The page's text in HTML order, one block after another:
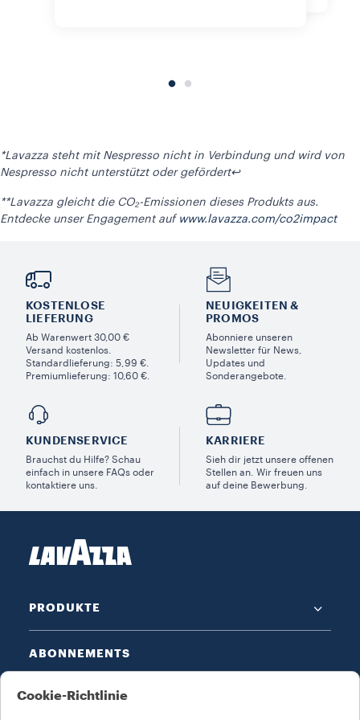
*Lavazza steht mit Nespresso nicht in Verbindung und wird von
Nespresso nicht unterstützt oder gefördert↩
**Lavazza gleicht die CO₂-Emissionen dieses Produkts aus.
Entdecke unser Engagement auf www.lavazza.com/co2impact
KOSTENLOSE
LIEFERUNG
Ab Warenwert 30,00 €
Versand kostenlos.
Standardlieferung: 5,99 €.
Premiumlieferung: 10,60 €.
NEUIGKEITEN &
PROMOS​
Abonniere unseren
Newsletter für News,
Updates und
Sonderangebote.
KUNDENSERVICE​
Brauchst du Hilfe? Schau
einfach in unsere FAQs oder
kontaktiere uns.
KARRIERE
Sieh dir jetzt unsere offenen
Stellen an. Wir freuen uns
auf deine Bewerbung.
PRODUKTE
ABONNEMENTS
ANGEBOTE
Cookie-Richtlinie